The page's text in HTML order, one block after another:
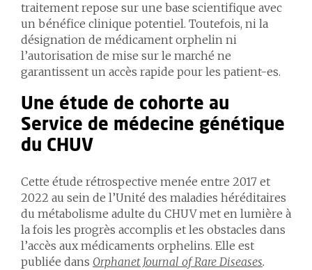
traitement repose sur une base scientifique avec
un bénéfice clinique potentiel. Toutefois, ni la
désignation de médicament orphelin ni
l’autorisation de mise sur le marché ne
garantissent un accès rapide pour les patient-es.
Une étude de cohorte au
Service de médecine génétique
du CHUV
Cette étude rétrospective menée entre 2017 et
2022 au sein de l’Unité des maladies héréditaires
du métabolisme adulte du CHUV met en lumière à
la fois les progrès accomplis et les obstacles dans
l’accès aux médicaments orphelins. Elle est
publiée dans Orphanet Journal of Rare Diseases.